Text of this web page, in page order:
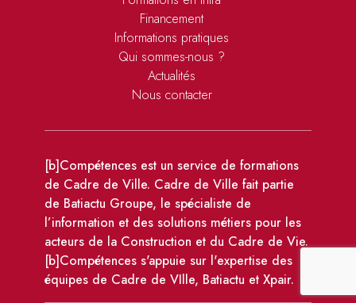
Financement
Informations pratiques
Qui sommes-nous ?
Actualités
Nous contacter
[b]Compétences est un service de formations
de Cadre de Ville. Cadre de Ville fait partie
de Batiactu Groupe, le spécialiste de
l’information et des solutions métiers pour les
acteurs de la Construction et du Cadre de Vie.
[b]Compétences s'appuie sur l'expertise des
équipes de Cadre de VIlle, Batiactu et Xpair.